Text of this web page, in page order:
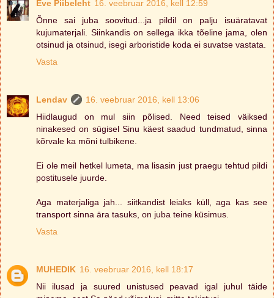
Eve Piibeleht 16. veebruar 2016, kell 12:59
Õnne sai juba soovitud...ja pildil on palju isuäratavat
kujumaterjali. Siinkandis on sellega ikka tõeline jama, olen
otsinud ja otsinud, isegi arboristide koda ei suvatse vastata.
Vasta
Lendav
16. veebruar 2016, kell 13:06
Hiidlaugud on mul siin põlised. Need teised väiksed
ninakesed on sügisel Sinu käest saadud tundmatud, sinna
kõrvale ka mõni tulbikene.
Ei ole meil hetkel lumeta, ma lisasin just praegu tehtud pildi
postitusele juurde.
Aga materjaliga jah... siitkandist leiaks küll, aga kas see
transport sinna ära tasuks, on juba teine küsimus.
Vasta
MUHEDIK 16. veebruar 2016, kell 18:17
Nii ilusad ja suured unistused peavad igal juhul täide